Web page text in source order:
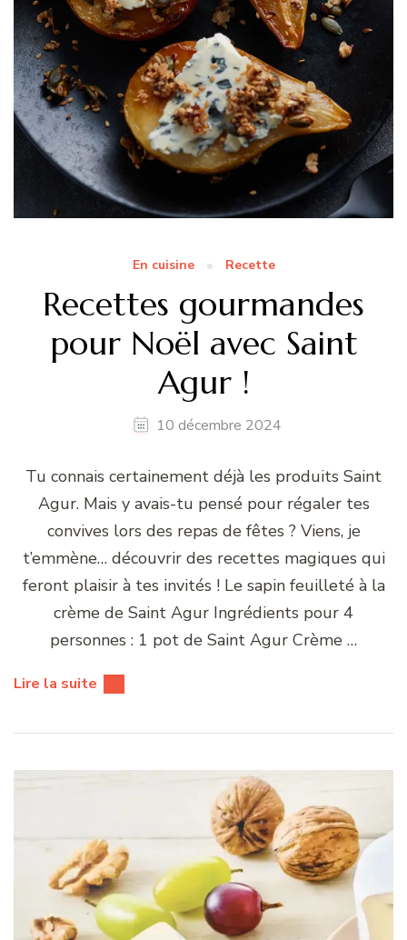
En cuisine Recette
Recettes gourmandes
pour Noël avec Saint
Agur !
10 décembre 2024
Tu connais certainement déjà les produits Saint
Agur. Mais y avais-tu pensé pour régaler tes
convives lors des repas de fêtes ? Viens, je
t’emmène… découvrir des recettes magiques qui
feront plaisir à tes invités ! Le sapin feuilleté à la
crème de Saint Agur Ingrédients pour 4
personnes : 1 pot de Saint Agur Crème …
Lire la suite